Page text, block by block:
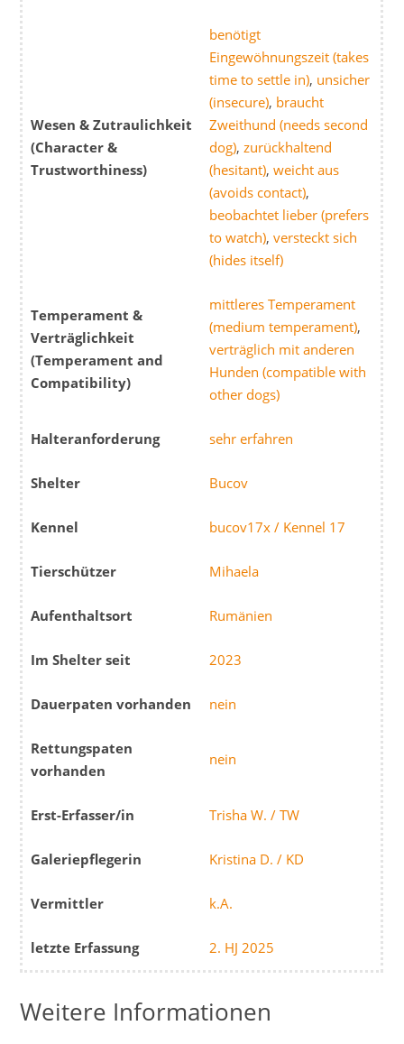
Wesen & Zutraulichkeit
(Character &
Trustworthiness)
benötigt
Eingewöhnungszeit (takes
time to settle in), unsicher
(insecure), braucht
Zweithund (needs second
dog),zurückhaltend
(hesitant),weicht aus
(avoids contact),
beobachtet lieber (prefers
to watch),versteckt sich
(hides itself)
Temperament &
Verträglichkeit
(Temperament and
Compatibility)
mittleres Temperament
(medium temperament),
verträglich mit anderen
Hunden (compatible with
other dogs)
Halteranforderung sehr erfahren
Shelter Bucov
Kennel bucov17x / Kennel 17
Tierschützer Mihaela
Aufenthaltsort Rumänien
Im Shelter seit 2023
Dauerpaten vorhanden nein
Rettungspaten
vorhanden
nein
Erst-Erfasser/in Trisha W. / TW
Galeriepflegerin Kristina D. / KD
Vermittler k.A.
letzte Erfassung 2. HJ 2025
Weitere Informationen